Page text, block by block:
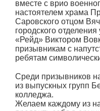
вместе с врио
настоятелем храма
Саровского отцом
городского
«Рейд» Виктором
призывникам с
ребятам
Среди призывников
из выпускных групп
колледжа.
Желаем каждому из